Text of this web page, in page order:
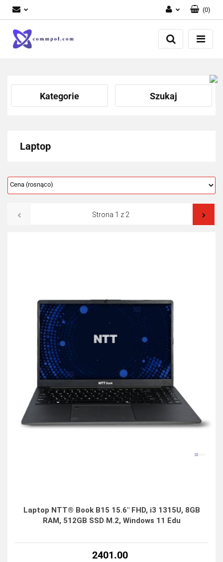
Zaloguj się
Zarejestruj się
(0)
Kategorie Szukaj
Laptop
Laptop NTT® Book B15 15.6" FHD, i3 1315U, 8GB
RAM, 512GB SSD M.2, Windows 11 Edu
2401.00